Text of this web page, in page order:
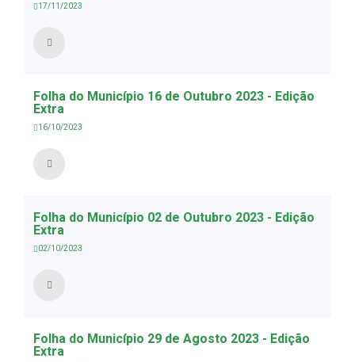
17/11/2023
Folha do Município 16 de Outubro 2023 - Edição
Extra
16/10/2023
Folha do Município 02 de Outubro 2023 - Edição
Extra
02/10/2023
Folha do Município 29 de Agosto 2023 - Edição
Extra